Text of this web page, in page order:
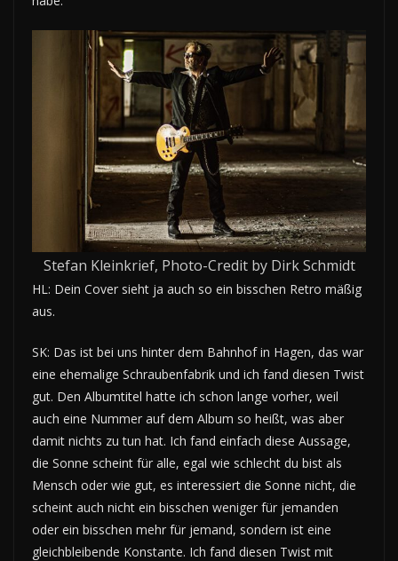
Stefan Kleinkrief, Photo-Credit by Dirk Schmidt
HL: Dein Cover sieht ja auch so ein bisschen Retro mäßig
aus.
SK: Das ist bei uns hinter dem Bahnhof in Hagen, das war
eine ehemalige Schraubenfabrik und ich fand diesen Twist
gut. Den Albumtitel hatte ich schon lange vorher, weil
auch eine Nummer auf dem Album so heißt, was aber
damit nichts zu tun hat. Ich fand einfach diese Aussage,
die Sonne scheint für alle, egal wie schlecht du bist als
Mensch oder wie gut, es interessiert die Sonne nicht, die
scheint auch nicht ein bisschen weniger für jemanden
oder ein bisschen mehr für jemand, sondern ist eine
gleichbleibende Konstante. Ich fand diesen Twist mit